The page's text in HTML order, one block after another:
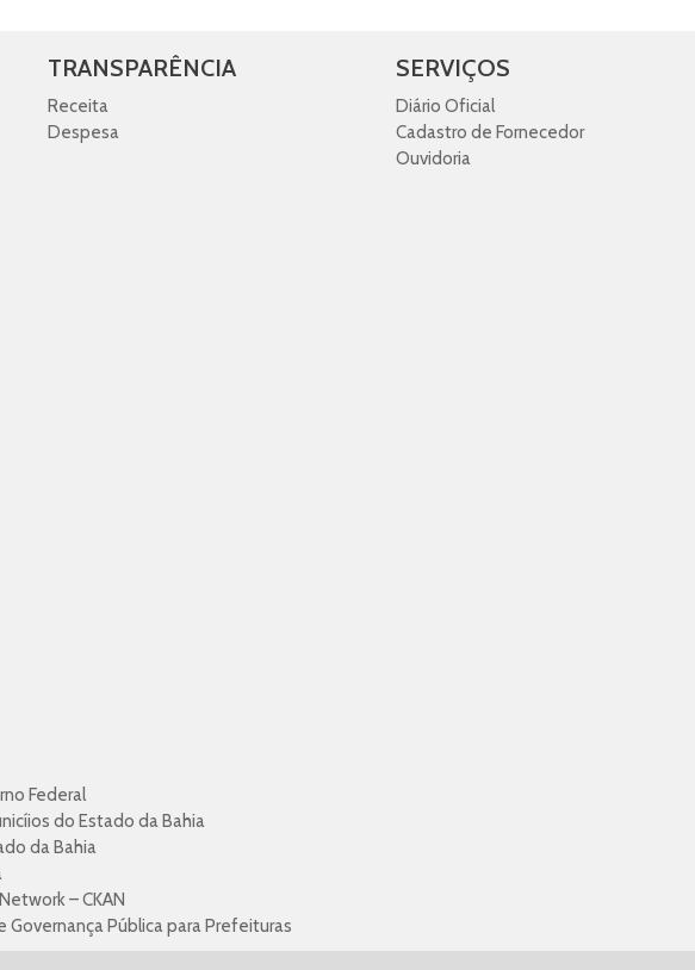
TRANSPARÊNCIA
Receita
Despesa
SERVIÇOS
Diário Oficial
Cadastro de Fornecedor
Ouvidoria
Federal
do Estado da Bahia
da Bahia
– CKAN
Pública para Prefeituras